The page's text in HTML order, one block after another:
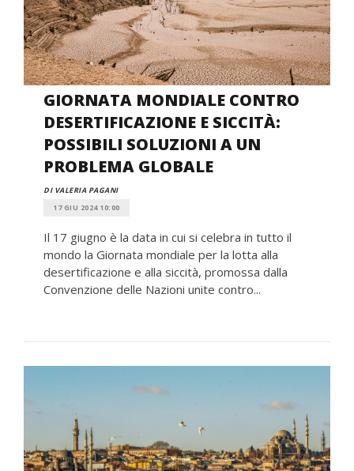
GIORNATA MONDIALE CONTRO
DESERTIFICAZIONE E SICCITÀ:
POSSIBILI SOLUZIONI A UN
PROBLEMA GLOBALE
DI VALERIA PAGANI
17 GIU 2024 10:00
Il 17 giugno è la data in cui si celebra in tutto il
mondo la Giornata mondiale per la lotta alla
desertificazione e alla siccità, promossa dalla
Convenzione delle Nazioni unite contro...